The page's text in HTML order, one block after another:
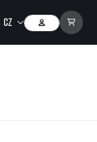
Close navigation